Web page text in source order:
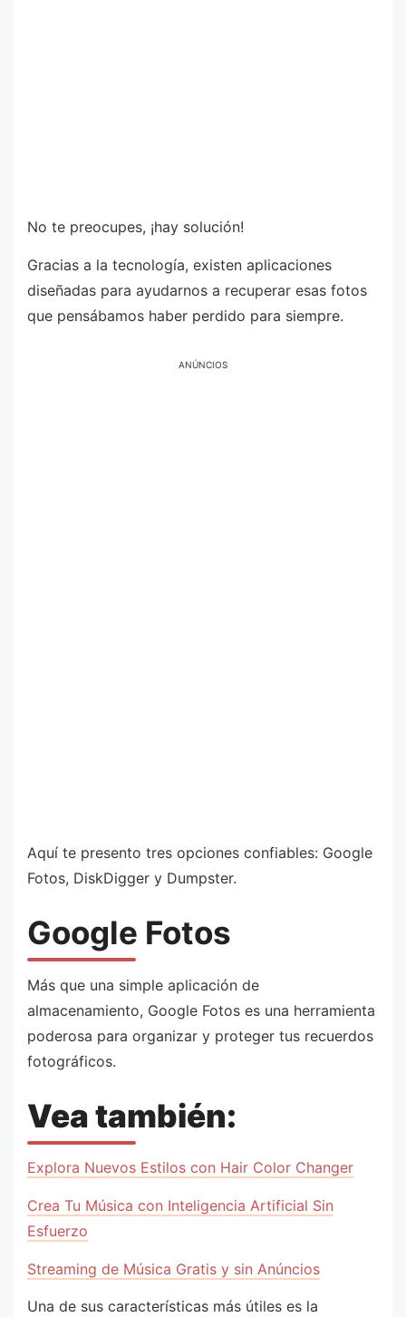
No te preocupes, ¡hay solución!
Gracias a la tecnología, existen aplicaciones
diseñadas para ayudarnos a recuperar esas fotos
que pensábamos haber perdido para siempre.
ANÚNCIOS
Aquí te presento tres opciones confiables: Google
Fotos, DiskDigger y Dumpster.
Google Fotos
Más que una simple aplicación de
almacenamiento, Google Fotos es una herramienta
poderosa para organizar y proteger tus recuerdos
fotográficos.
Vea también:
Explora Nuevos Estilos con Hair Color Changer
Crea Tu Música con Inteligencia Artificial Sin
Esfuerzo
Streaming de Música Gratis y sin Anúncios
Una de sus características más útiles es la